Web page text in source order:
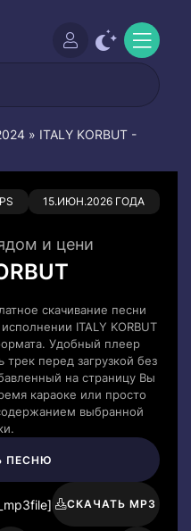
» ITALY KORBUT -
15.ИЮН.2026 ГОДА
0
и цени
скачивание песни
ITALY KORBUT
Удобный плеер
перед загрузкой без
на страницу Вы
караоке или просто
выбранной
ПЕСНЮ
СКАЧАТЬ MP3